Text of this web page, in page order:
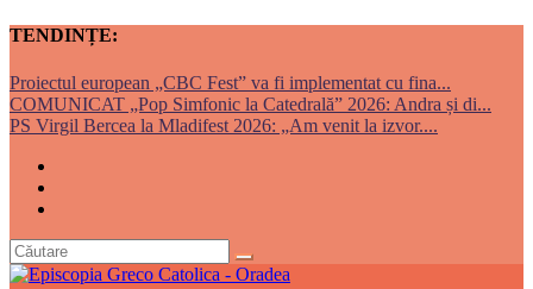
TENDINȚE:
Proiectul european „CBC Fest” va fi implementat cu fina...
COMUNICAT „Pop Simfonic la Catedrală” 2026: Andra și di...
PS Virgil Bercea la Mladifest 2026: „Am venit la izvor....